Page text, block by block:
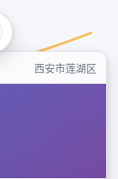
西安市莲湖区